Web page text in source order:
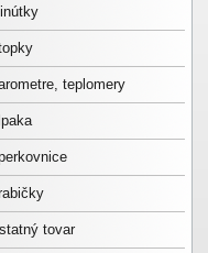
teplomery
tovar